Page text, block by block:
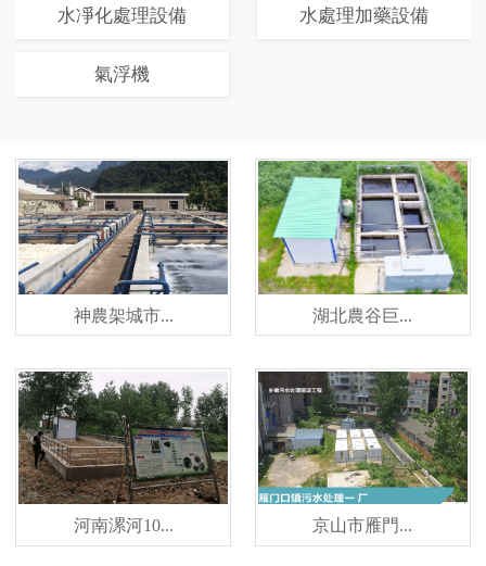
水凈化處理設備 水處理加藥設備
氣浮機
神農架城市... 湖北農谷巨...
河南漯河10... 京山市雁門...